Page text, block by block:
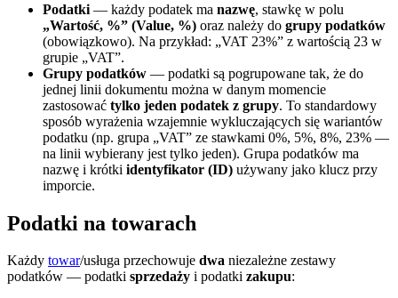
Podatki — każdy podatek ma nazwę, stawkę w polu
„Wartość, %” (Value, %) oraz należy do grupy podatków
(obowiązkowo). Na przykład: „VAT 23%” z wartością 23 w
grupie „VAT”.
Grupy podatków — podatki są pogrupowane tak, że do
jednej linii dokumentu można w danym momencie
zastosować tylko jeden podatek z grupy. To standardowy
sposób wyrażenia wzajemnie wykluczających się wariantów
podatku (np. grupa „VAT” ze stawkami 0%, 5%, 8%, 23% —
na linii wybierany jest tylko jeden). Grupa podatków ma
nazwę i krótki identyfikator (ID) używany jako klucz przy
imporcie.
Podatki na towarach
Każdy towar/usługa przechowuje dwa niezależne zestawy
podatków — podatki sprzedaży i podatki zakupu: